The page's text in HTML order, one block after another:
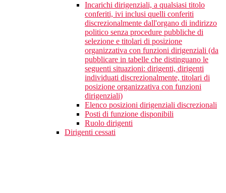
Incarichi dirigenziali, a qualsiasi titolo
conferiti, ivi inclusi quelli conferiti
discrezionalmente dall'organo di indirizzo
politico senza procedure pubbliche di
selezione e titolari di posizione
organizzativa con funzioni dirigenziali (da
pubblicare in tabelle che distinguano le
seguenti situazioni: dirigenti, dirigenti
individuati discrezionalmente, titolari di
posizione organizzativa con funzioni
dirigenziali)
Elenco posizioni dirigenziali discrezionali
Posti di funzione disponibili
Ruolo dirigenti
Dirigenti cessati